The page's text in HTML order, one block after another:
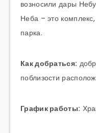
возносили дары
Неба – это
парка.
Как добраться:
поблизости
График работы: